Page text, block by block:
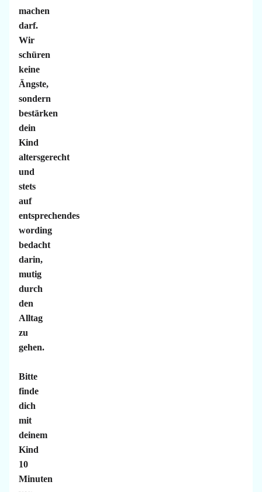
machen
darf.
Wir
schüren
keine
Ängste,
sondern
bestärken
dein
Kind
altersgerecht
und
stets
auf
entsprechendes
wording
bedacht
darin,
mutig
durch
den
Alltag
zu
gehen.
Bitte
finde
dich
mit
deinem
Kind
10
Minuten